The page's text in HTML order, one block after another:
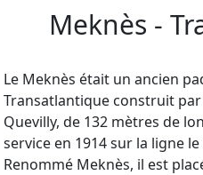
Meknès -
Le Meknès était un ancien
Transatlantique construit
Quevilly, de 132 mètres de
service en 1914 sur la ligne
Renommé Meknès, il est